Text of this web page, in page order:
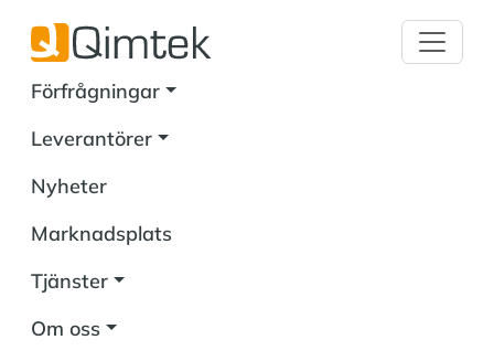
Förfrågningar
Leverantörer
Nyheter
Marknadsplats
Tjänster
Om oss